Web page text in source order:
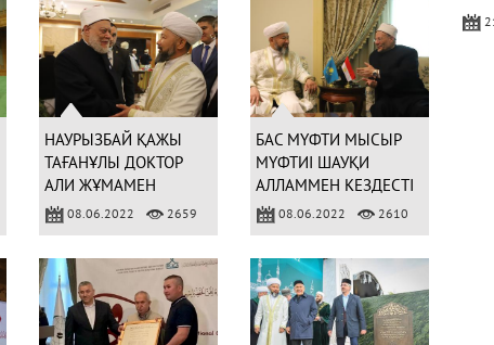
НАУРЫЗБАЙ ҚАЖЫ
ТАҒАНҰЛЫ ДОКТОР
АЛИ ЖҰМАМЕН
СҰХБАТТАСТЫ (ФОТО)
08.06.2022 2659
БАС МҮФТИ МЫСЫР
МҮФТИІ ШАУҚИ
АЛЛАММЕН КЕЗДЕСТІ
(ФОТО)08.06.2022 2610